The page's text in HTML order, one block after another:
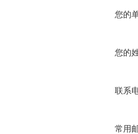
您的
您的
联系
常用